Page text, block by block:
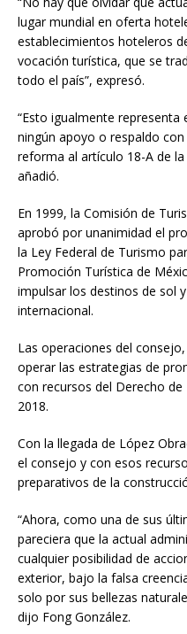
lugar mundial en oferta
establecimientos hoteleros
vocación turística, que se
todo el país”, expresó.
“Esto igualmente representa
ningún apoyo o respaldo
reforma al artículo 18-A de
añadió.
En 1999, la Comisión de
aprobó por unanimidad el
la Ley Federal de Turismo
Promoción Turística de
impulsar los destinos de sol
internacional.
Las operaciones del
operar las estrategias de
con recursos del Derecho
2018.
Con la llegada de López
el consejo y con esos
preparativos de la
“Ahora, como una de sus
pareciera que la actual
cualquier posibilidad de
exterior, bajo la falsa
solo por sus bellezas
dijo Fong González.